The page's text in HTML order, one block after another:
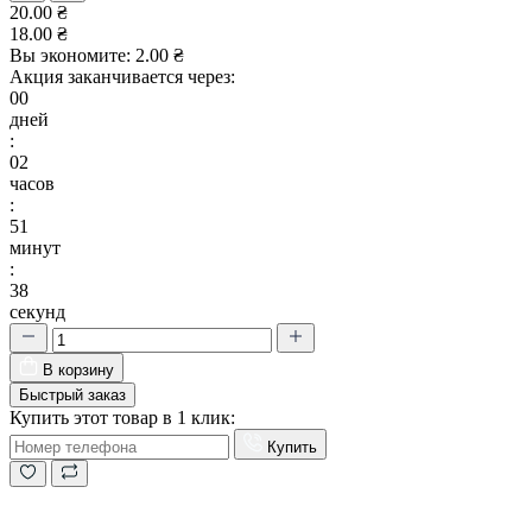
20.00 ₴
18.00 ₴
Вы экономите: 2.00 ₴
Акция заканчивается через:
00
дней
:
02
часов
:
51
минут
:
38
секунд
В корзину
Быстрый заказ
Купить этот товар в 1 клик:
Купить